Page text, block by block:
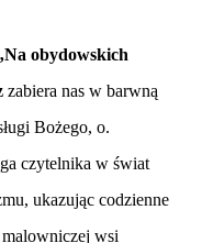
Na obydowskich
zabiera nas w barwną
Bożego, o.
czytelnika w świat
ukazując codzienne
wsi